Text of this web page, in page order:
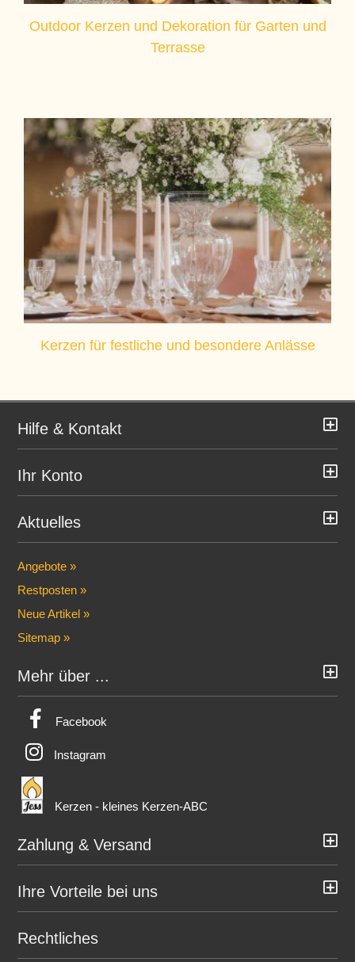
Outdoor Kerzen und Dekoration für Garten und
Terrasse
Kerzen für festliche und besondere Anlässe
Hilfe & Kontakt
Ihr Konto
Aktuelles
Angebote »
Restposten »
Neue Artikel »
Sitemap »
Mehr über ...
Facebook
Instagram
Kerzen - kleines Kerzen-ABC
Zahlung & Versand
Ihre Vorteile bei uns
Rechtliches